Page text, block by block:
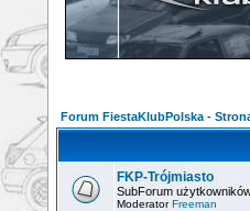
Forum FiestaKlubPolska -
FKP-Trójmiasto
SubForum
ModeratorFreeman